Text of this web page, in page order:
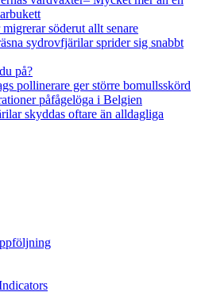
söderut allt senare
sydrovfjärilar sprider sig snabbt
på?
pollinerare ger större bomullsskörd
påfågelöga i Belgien
skyddas oftare än alldagliga